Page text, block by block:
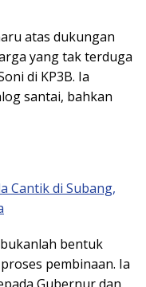
atas dukungan
yang tak terduga
di KP3B. Ia
santai, bahkan
Cantik di Subang,
bentuk
pembinaan. Ia
Gubernur dan